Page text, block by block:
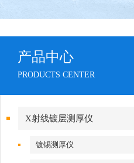
产品中心
PRODUCTS CENTER
X射线镀层测厚仪
镀锡测厚仪